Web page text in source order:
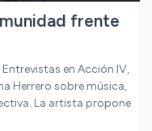
frente
en Acción IV,